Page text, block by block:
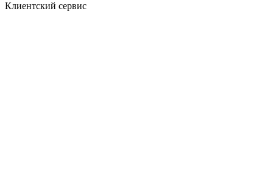
Клиентский сервис